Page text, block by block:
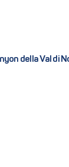
della Val di